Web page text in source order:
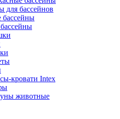
для бассейнов
бассейны
кровати Intex
животные